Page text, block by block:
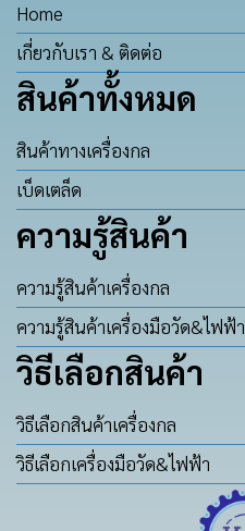
Home
เกี่ยวกับเรา & ติดต่อ
สินค้าทั้งหมด
สินค้าทางเครื่องกล
เบ็ดเตล็ด
ความรู้สินค้า
ความรู้สินค้าเครื่องกล
ความรู้สินค้าเครื่องมือวัด&ไฟฟ้า
วิธีเลือกสินค้า
วิธีเลือกสินค้าเครื่องกล
วิธีเลือกเครื่องมือวัด&ไฟฟ้า